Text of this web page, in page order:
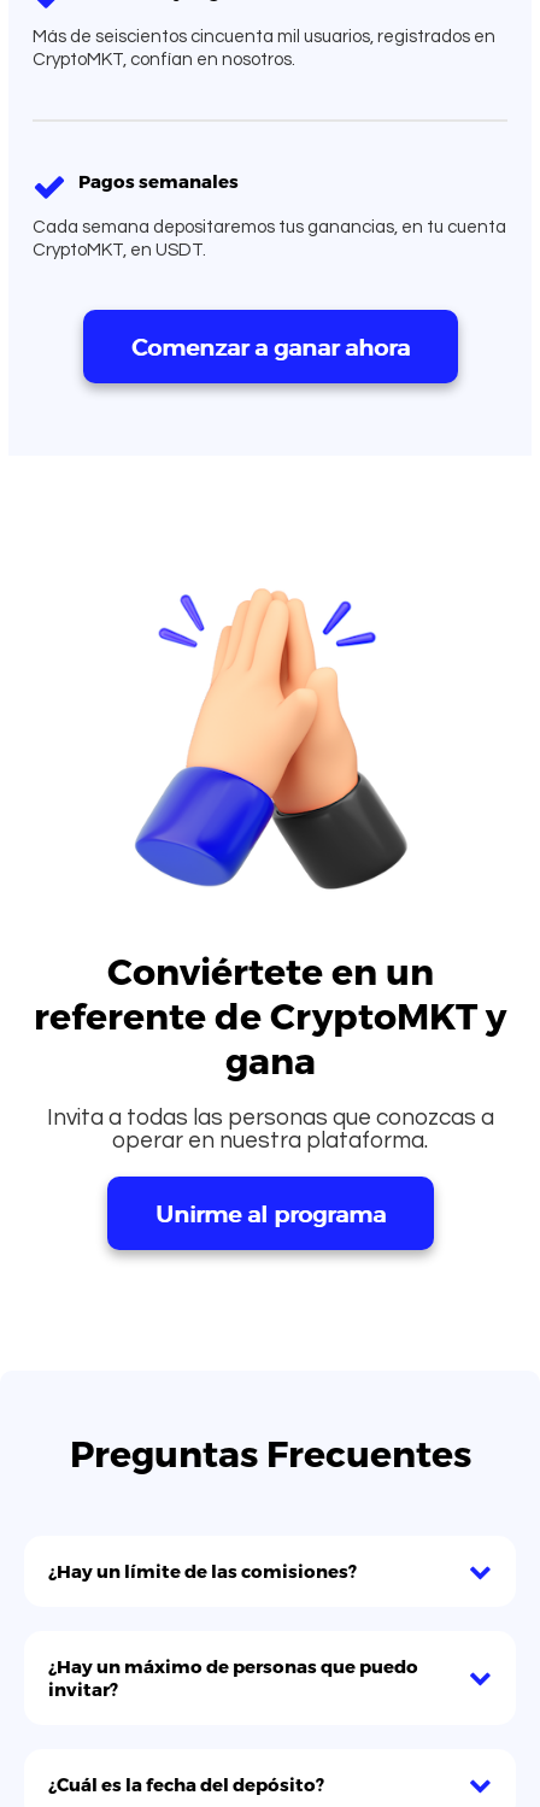
Idioma
Ingresar
Quienes somos
Más de seiscientos cincuenta mil usuarios, registrados en
CryptoMKT, confían en nosotros.
Pagos semanales
Cada semana depositaremos tus ganancias, en tu cuenta
CryptoMKT, en USDT.
Comenzar a ganar ahora
Conviértete en un
referente de CryptoMKT y
gana
Invita a todas las personas que conozcas a
operar en nuestra plataforma.
Unirme al programa
Preguntas Frecuentes
¿Hay un límite de las comisiones?
¿Hay un máximo de personas que puedo
invitar?
¿Cuál es la fecha del depósito?